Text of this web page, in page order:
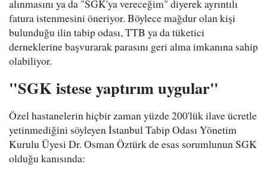
alınmasını ya da "SGK'ya vereceğim" diyerek ayrıntılı
fatura istenmesini öneriyor. Böylece mağdur olan kişi
bulunduğu ilin tabip odası, TTB ya da tüketici
derneklerine başvurarak parasını geri alma imkanına sahip
olabiliyor.
"SGK istese yaptırım uygular"
Özel hastanelerin hiçbir zaman yüzde 200'lük ilave ücretle
yetinmediğini söyleyen İstanbul Tabip Odası Yönetim
Kurulu Üyesi Dr. Osman Öztürk de esas sorumlunun SGK
olduğu kanısında: